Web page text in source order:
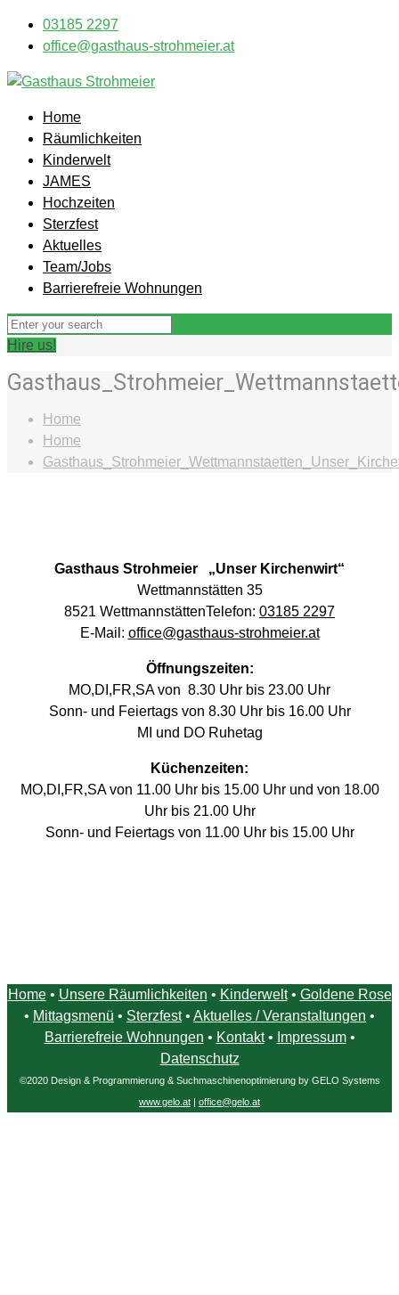
03185 2297
office@gasthaus-strohmeier.at
Home
Räumlichkeiten
Kinderwelt
JAMES
Hochzeiten
Sterzfest
Aktuelles
Team/Jobs
Barrierefreie Wohnungen
Hire us!
Home
Home
Gasthaus Strohmeier „Unser Kirchenwirt“
Wettmannstätten 35
8521 WettmannstättenTelefon: 03185 2297
E-Mail: office@gasthaus-strohmeier.at
Öffnungszeiten:
MO,DI,FR,SA von 8.30 Uhr bis 23.00 Uhr
Sonn- und Feiertags von 8.30 Uhr bis 16.00 Uhr
MI und DO Ruhetag
Küchenzeiten:
MO,DI,FR,SA von 11.00 Uhr bis 15.00 Uhr und von 18.00
Uhr bis 21.00 Uhr
Sonn- und Feiertags von 11.00 Uhr bis 15.00 Uhr
Home• Unsere Räumlichkeiten • Kinderwelt• Goldene Rose
• Mittagsmenü • Sterzfest• Aktuelles / Veranstaltungen •
Barrierefreie Wohnungen • Kontakt• Impressum•
Datenschutz
©2020 Design & Programmierung & Suchmaschinenoptimierung by GELO Systems
www.gelo.at | office@gelo.at